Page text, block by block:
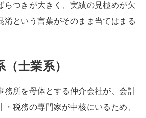
らつきが大きく、実績の見極めが欠
淆という言葉がそのまま当てはまる
士業系）
務所を母体とする仲介会社が、会計
税務の専門家が中核にいるため、